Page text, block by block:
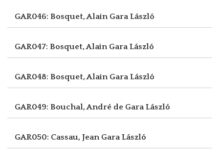
GAR046: Bosquet, Alain Gara László
GAR047: Bosquet, Alain Gara László
GAR048: Bosquet, Alain Gara László
GAR049: Bouchal, André de Gara László
GAR050: Cassau, Jean Gara László